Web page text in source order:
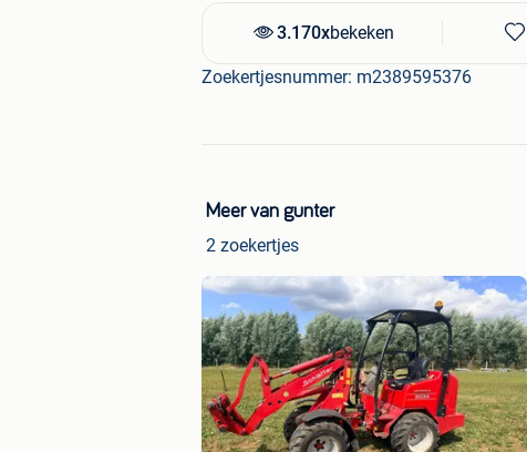
3.170xbekeken
Zoekertjesnummer: m2389595376
Meer van gunter
2 zoekertjes